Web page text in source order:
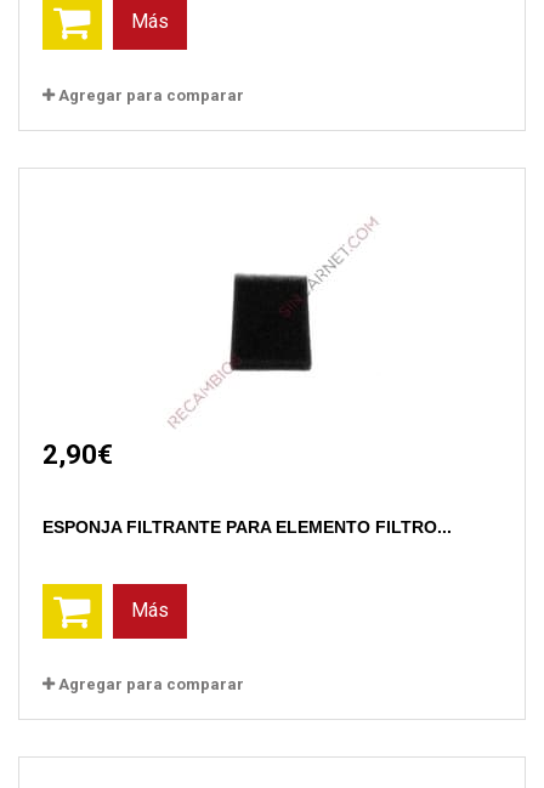
Más
Agregar para comparar
2,90€
ESPONJA FILTRANTE PARA ELEMENTO FILTRO...
Más
Agregar para comparar